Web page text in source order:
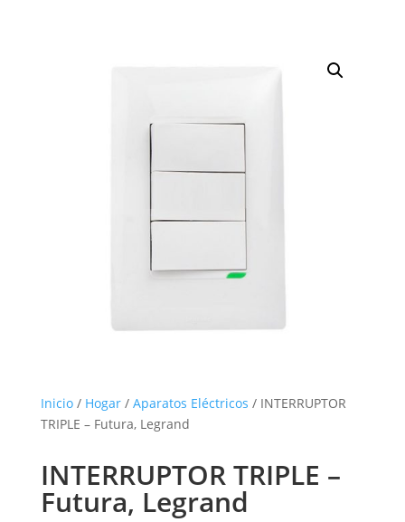
Inicio/ Hogar/ Aparatos Eléctricos / INTERRUPTOR
TRIPLE – Futura, Legrand
INTERRUPTOR TRIPLE –
Futura, Legrand